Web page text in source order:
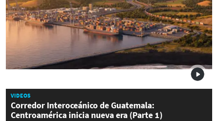
VIDEOS
Corredor Interoceánico de Guatemala:
Centroamérica inicia nueva era (Parte 1)